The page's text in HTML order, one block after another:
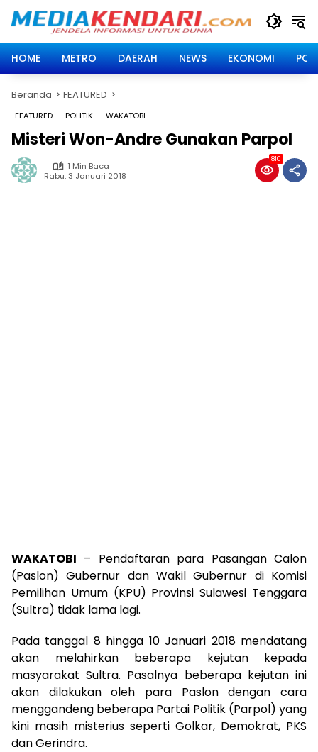
HOME
METRO DAERAH NEWS EKONOMI
Beranda FEATURED
FEATURED POLITIK WAKATOBI
Misteri Won-Andre Gunakan Parpol
1 Min Baca
Rabu, 3 Januari 2018
810
WAKATOBI – Pendaftaran para Pasangan Calon
(Paslon) Gubernur dan Wakil Gubernur di Komisi
Pemilihan Umum (KPU) Provinsi Sulawesi Tenggara
(Sultra) tidak lama lagi.
Pada tanggal 8 hingga 10 Januari 2018 mendatang
akan melahirkan beberapa kejutan kepada
masyarakat Sultra. Pasalnya beberapa kejutan ini
akan dilakukan oleh para Paslon dengan cara
menggandeng beberapa Partai Politik (Parpol) yang
kini masih misterius seperti Golkar, Demokrat, PKS
dan Gerindra.